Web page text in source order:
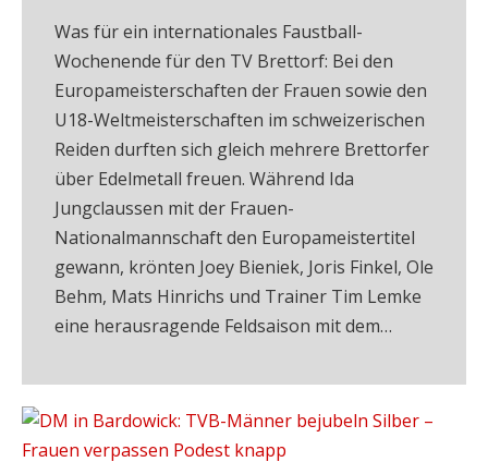
Was für ein internationales Faustball-
Wochenende für den TV Brettorf: Bei den
Europameisterschaften der Frauen sowie den
U18-Weltmeisterschaften im schweizerischen
Reiden durften sich gleich mehrere Brettorfer
über Edelmetall freuen. Während Ida
Jungclaussen mit der Frauen-
Nationalmannschaft den Europameistertitel
gewann, krönten Joey Bieniek, Joris Finkel, Ole
Behm, Mats Hinrichs und Trainer Tim Lemke
eine herausragende Feldsaison mit dem…